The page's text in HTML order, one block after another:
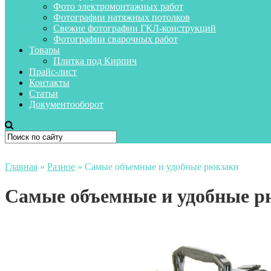
Фото электромонтажных работ
Фотографии натяжных потолков
Свежие фотографии ГКЛ-конструкций
Фотографии сварочных работ
Товары
Плитка под Кирпич
Прайс-лист
Контакты
Статьи
Документооборот
Главная » Разное » Самые объемные и удобные рюкзаки
Самые объемные и удобные